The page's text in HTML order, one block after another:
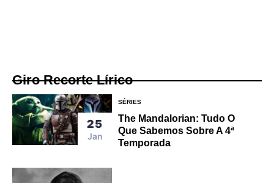
Giro Recorte Lírico
25
Jan
SÉRIES
The Mandalorian: Tudo O
Que Sabemos Sobre A 4ª
Temporada